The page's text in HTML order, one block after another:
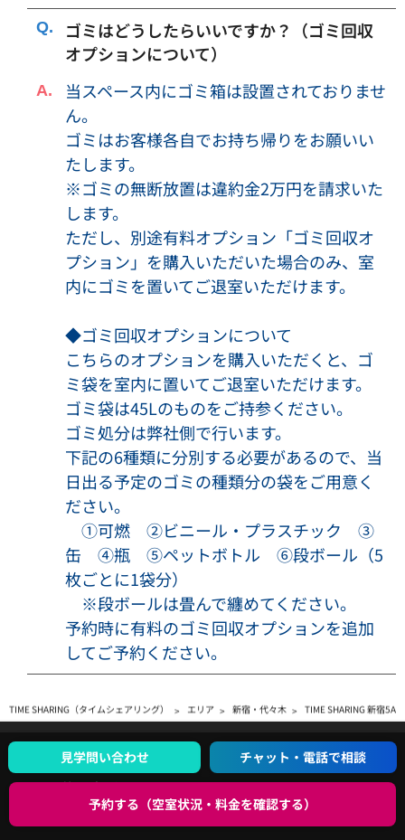
・会議室、および施設の利用に伴う人身事故および自ら持ち
込んだ機材・物品・部外品・展示品等の盗難・破損事故など
・天災や事故等により、やむを得ず会議室を利用できなくな
った場合であっても、当社は賠償等の責任を負いません。
・会議室運営上、または本サービス運営上の都合により、当
社より予約を取消した場合は、お支払い頂いた金額を利用者
に返金致しますが、予約を取り消したことによって生じた損
害等の賠償は致しかねますので、予めご了承ください。
・会議室利用者が本サービスの利用によって、他の利用者ま
たは第三者に対して与えた損害および自損事故について、当
社は一切の責任を負いません。
・会議室を当日利用できなかった場合および当日途中から利
切の損害について当社は一切の責任を負いません。
・会議室内の備品のトラブルによる損害について当社は一切
の責任を負いません。
・利用者が、利用規約および各ページに記載されたキャンセ
ルポリシー、注意事項に違反した際に発生した一切の損害に
ついて当社は一切の責任を負いません。
・当社は、以下のいずれかに該当する場合には、利用者に事
前に通知することなく、本サービスの利用の全部または一部
を停止または中断する場合があります。
・① 本サービスに係るコンピューター・システムの点検また
は保守作業を定期的または緊急に行う場合
・② コンピューター、通信回線等が事故により停止した場合
・③ 火災、停電、天災地変などの不可抗力により本サービス
の運営ができなくなった場合
・④ 外部予約サイトにて、トラブル、サービス提供の中断ま
たは停止、本サービスとの連携の停止、仕様変更等が生じた
場合
・⑤ 本サービスの提供に必要な設備の障害等により本サービ
スの提供が困難となった場合
以下の項目のいずれかに該当すると判明した場合、ご予約後
ゴミはどうしたらいいですか？（ゴミ回収
オプションについて）
当スペース内にゴミ箱は設置されておりませ
ん。
ゴミはお客様各自でお持ち帰りをお願いい
たします。
※ゴミの無断放置は違約金2万円を請求いた
します。
ただし、別途有料オプション「ゴミ回収オ
プション」を購入いただいた場合のみ、室
内にゴミを置いてご退室いただけます。
◆ゴミ回収オプションについて
こちらのオプションを購入いただくと、ゴ
ミ袋を室内に置いてご退室いただけます。
ゴミ袋は45Lのものをご持参ください。
ゴミ処分は弊社側で行います。
下記の6種類に分別する必要があるので、当
日出る予定のゴミの種類分の袋をご用意く
ださい。
①可燃 ②ビニール・プラスチック ③
缶 ④瓶 ⑤ペットボトル ⑥段ボール（5
枚ごとに1袋分）
※段ボールは畳んで纏めてください。
予約時に有料のゴミ回収オプションを追加
してご予約ください。
TIME SHARING（タイムシェアリング） エリア 新宿・代々木 TIME SHARING 新宿5A
GUIDE
使い方ガイド
運営会社
見学問い合わせ チャット・電話で相談
予約する（空室状況・料金を確認する）